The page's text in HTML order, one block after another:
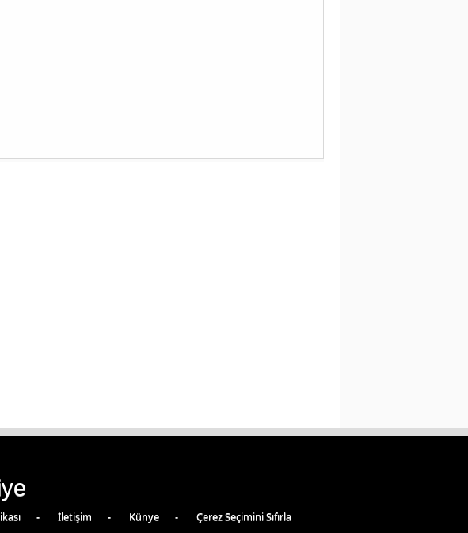
İletişim Künye Çerez Seçimini Sıfırla